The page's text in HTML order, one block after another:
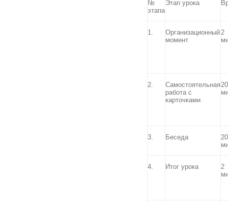
№
этапа
Этап урока
1.
Организационный
момент
2
2.
Самостоятельная
работа с
карточками
20
3. Беседа
20
4. Итог урока
2